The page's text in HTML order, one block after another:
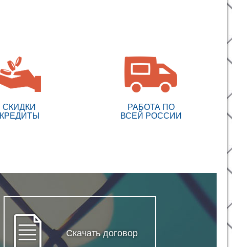
СКИДКИ
КРЕДИТЫ
РАБОТА ПО
ВСЕЙ РОССИИ
Скачать договор